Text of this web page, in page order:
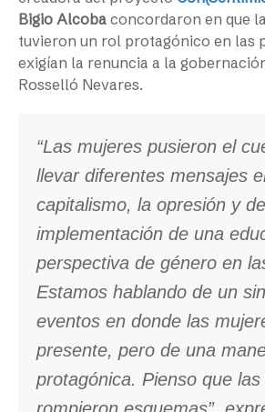
Bigio Alcoba concordaron en que
tuvieron un rol protagónico en las
exigían la renuncia a la
Rosselló Nevares.
“Las mujeres pusieron el
llevar diferentes mensajes
capitalismo, la opresión y
implementación de una
perspectiva de género en
Estamos hablando de un
eventos en donde las
presente, pero de una
protagónica. Pienso que